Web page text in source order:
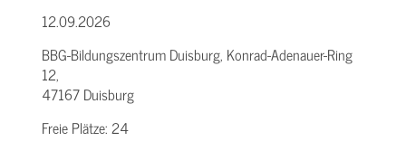
12.09.2026
BBG-Bildungszentrum Duisburg, Konrad-Adenauer-Ring
12,
47167 Duisburg
Freie Plätze:24